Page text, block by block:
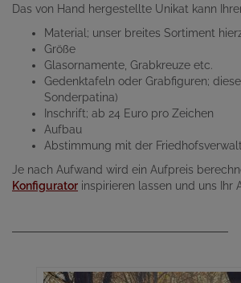
Das von Hand hergestellte Unikat kann
Material; unser breites Sortiment
Größe
Glasornamente, Grabkreuze etc.
Gedenktafeln oder Grabfiguren;
Sonderpatina)
Inschrift; ab 24 Euro pro Zeichen
Aufbau
Abstimmung mit der
Je nach Aufwand wird ein Aufpreis
Konfigurator inspirieren lassen und uns Ihr